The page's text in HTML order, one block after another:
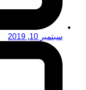
سبتمبر 10, 2019